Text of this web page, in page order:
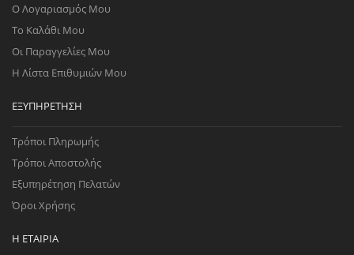
Ο Λογαριασμός Μου
Το Καλάθι Μου
Οι Παραγγελίες Μου
Η Λίστα Επιθυμιών Μου
ΕΞΥΠΗΡΈΤΗΣΗ
Τρόποι Πληρωμής
Τρόποι Αποστολής
Εξυπηρέτηση Πελατών
Όροι Χρήσης
Η ΕΤΑΙΡΊΑ